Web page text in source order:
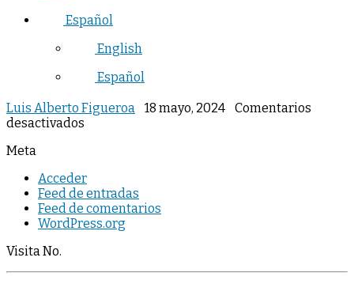
Español
English
Español
Luis Alberto Figueroa 18 mayo, 2024
Comentarios
desactivados
Meta
Acceder
Feed de entradas
Feed de comentarios
WordPress.org
Visita No.